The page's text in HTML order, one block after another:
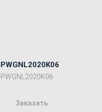
PWGNL2020K06
PWGNL2020K06
Заказать